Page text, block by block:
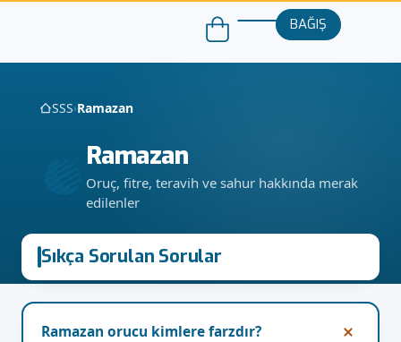
BAĞIŞ
SSS›Ramazan
Ramazan
Oruç, fitre, teravih ve sahur hakkında merak
edilenler
Sıkça Sorulan Sorular
Ramazan orucu kimlere farzdır?